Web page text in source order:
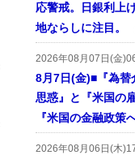
応警戒。日銀利上
地ならしに注目。
2026年08月07日(金
8月7日(金)■『為替
思惑』と『米国の
『米国の金融政
2026年08月06日(木